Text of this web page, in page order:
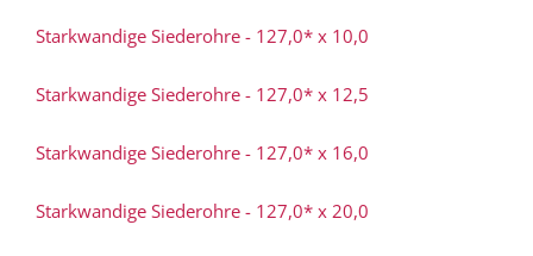
Starkwandige Siederohre - 127,0* x 10,0
Starkwandige Siederohre - 127,0* x 12,5
Starkwandige Siederohre - 127,0* x 16,0
Starkwandige Siederohre - 127,0* x 20,0